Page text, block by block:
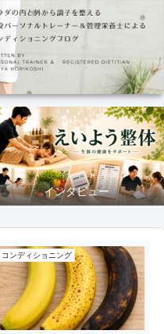
インタビュー
コンディショニング